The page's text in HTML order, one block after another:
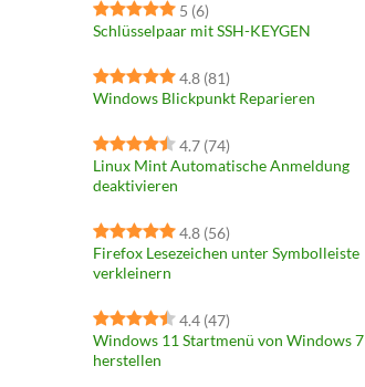
5 (6)
Schlüsselpaar mit SSH-KEYGEN
4.8 (81)
Windows Blickpunkt Reparieren
4.7 (74)
Linux Mint Automatische Anmeldung
deaktivieren
4.8 (56)
Firefox Lesezeichen unter Symbolleiste
verkleinern
4.4 (47)
Windows 11 Startmenü von Windows 7
herstellen